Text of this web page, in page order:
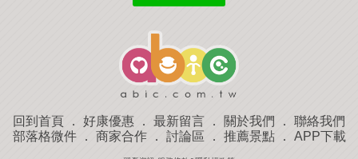
回到首頁 ． 好康優惠 ． 最新留言 ． 關於我們 ． 聯絡我們
部落格微件． 商家合作． 討論區 ． 推薦景點． APP下載